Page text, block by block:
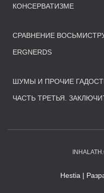
КОНСЕРВАТИЗМЕ
СРАВНЕНИЕ
ERGNERDS
ШУМЫ И ПРОЧИЕ
ЧАСТЬ ТРЕТЬЯ.
Hestia |